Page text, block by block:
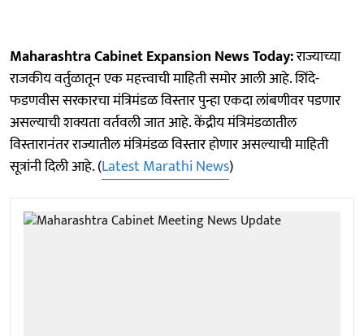
Maharashtra Cabinet Expansion News Today:राज्याच्या
राजकीय वर्तुळातून एक महत्त्वाची माहिती समोर आली आहे. शिंदे-
फडणवीस सरकारचा मंत्रिमंडळ विस्तार पुन्हा एकदा लांबणीवर पडणार
असल्याची शक्यता वर्तवली जात आहे. केंद्रीय मंत्रिमंडळातील
विस्तारानंतर राज्यातील मंत्रिमंडळ विस्तार होणार असल्याची माहिती
सूत्रांनी दिली आहे. (Latest Marathi News)